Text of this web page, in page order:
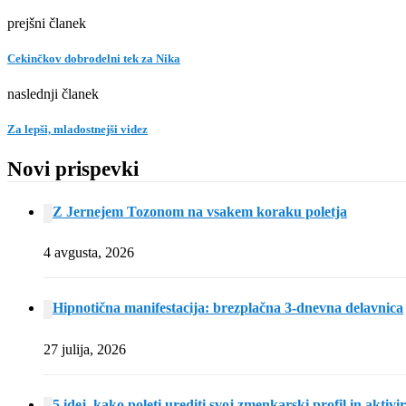
prejšni članek
Cekinčkov dobrodelni tek za Nika
naslednji članek
Za lepši, mladostnejši videz
Novi prispevki
Z Jernejem Tozonom na vsakem koraku poletja
4 avgusta, 2026
Hipnotična manifestacija: brezplačna 3-dnevna delavnica
27 julija, 2026